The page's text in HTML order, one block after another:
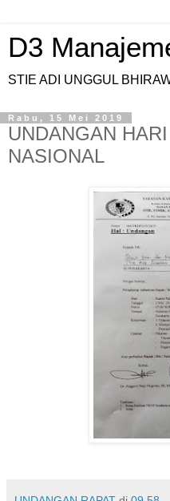
D3
STIE ADI UNGGUL
Rabu, 15 Mei 2019
UNDANGAN
NASIONAL